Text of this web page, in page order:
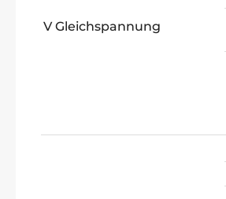
V Gleichspannung